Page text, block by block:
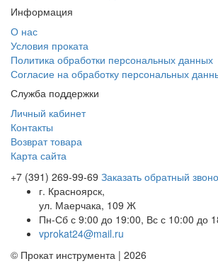
Информация
О нас
Условия проката
Политика обработки персональных данных
Согласие на обработку персональных
Служба поддержки
Личный кабинет
Контакты
Возврат товара
Карта сайта
+7 (391) 269-99-69 Заказать обратный
г. Красноярск,
ул. Маерчака, 109 Ж
Пн-Сб с 9:00 до 19:00, Вс с 10:00 до
vprokat24@mail.ru
© Прокат инструмента | 2026